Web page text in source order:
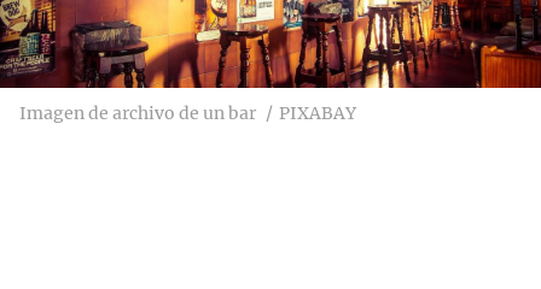
Imagen de archivo de un bar PIXABAY